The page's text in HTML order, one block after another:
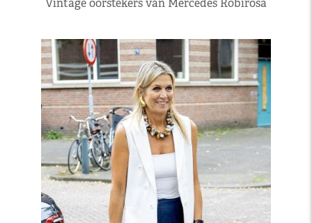
Vintage oorstekers van Mercedes Robirosa